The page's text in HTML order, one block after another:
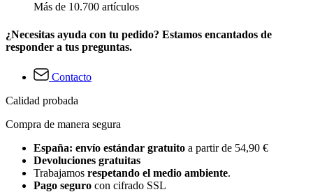
Más de 10.700 artículos
¿Necesitas ayuda con tu pedido? Estamos encantados de
responder a tus preguntas.
Contacto
Calidad probada
Compra de manera segura
España: envío estándar gratuito a partir de 54,90 €
Devoluciones gratuitas
Trabajamos respetando el medio ambiente.
Pago seguro con cifrado SSL